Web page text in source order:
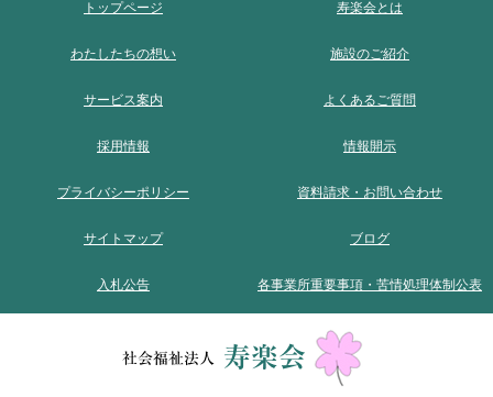
トップページ 寿楽会とは
わたしたちの想い 施設のご紹介
サービス案内 よくあるご質問
採用情報 情報開示
プライバシーポリシー 資料請求・お問い合わせ
サイトマップ ブログ
入札公告 各事業所重要事項・苦情処理体制公表